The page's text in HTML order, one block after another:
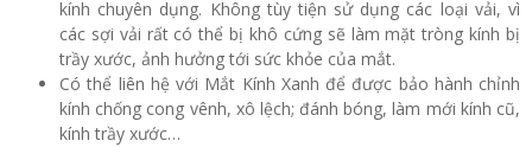
kính chuyên dụng. Không tùy tiện sử dụng các loại vải, vì
các sợi vải rất có thể bị khô cứng sẽ làm mặt tròng kính bị
trầy xước, ảnh hưởng tới sức khỏe của mắt.
Có thể liên hệ với Mắt Kính Xanh để được bảo hành chỉnh
kính chống cong vênh, xô lệch; đánh bóng, làm mới kính cũ,
kính trầy xước…